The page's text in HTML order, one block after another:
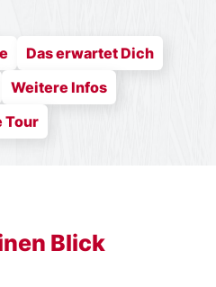
Das erwartet Dich
Weitere Infos
Tour
Blick